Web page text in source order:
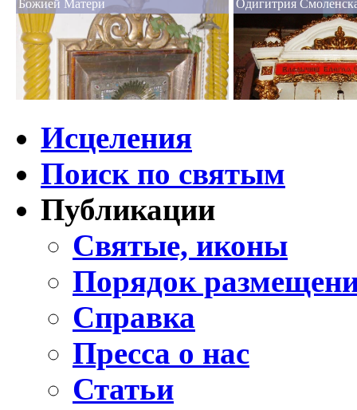
Божией Матери
Одигитрия
Исцеления
Поиск по святым
Публикации
Святые, иконы
Порядок
Справка
Пресса о нас
Статьи